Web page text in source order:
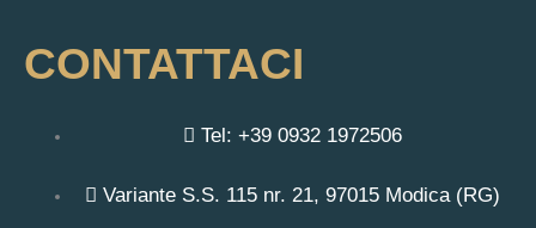
CONTATTACI
Tel: +39 0932 1972506
Variante S.S. 115 nr. 21, 97015 Modica (RG)